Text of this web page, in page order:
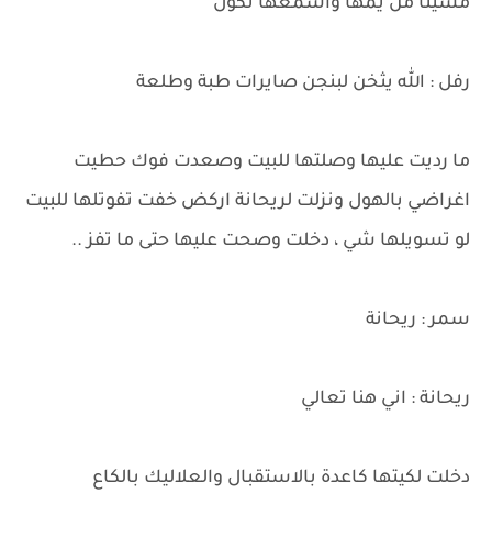
مشينا من يمها واسمعها تكول
رفل : الله يثخن لبنجن صايرات طبة وطلعة
ما رديت عليها وصلتها للبيت وصعدت فوك حطيت
اغراضي بالهول ونزلت لريحانة اركض خفت تفوتلها للبيت
لو تسويلها شي ، دخلت وصحت عليها حتى ما تفز ..
سمر : ريحانة
ريحانة : اني هنا تعالي
دخلت لكيتها كاعدة بالاستقبال والعلاليك بالكاع